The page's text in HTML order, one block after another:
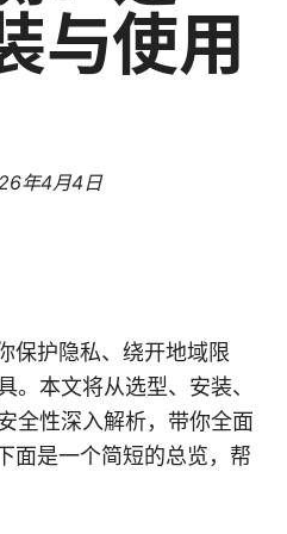
与使用
年4月4日
保护隐私、绕开地域限
。本文将从选型、安装、
全性深入解析，带你全面
面是一个简短的总览，帮